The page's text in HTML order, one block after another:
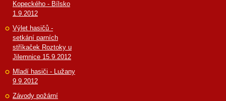
Kopeckého - Bílsko
1.9.2012
Výlet hasičů -
setkání parních
stříkaček Roztoky u
Jilemnice 15.9.2012
Mladí hasiči - Lužany
9.9.2012
Závody požární